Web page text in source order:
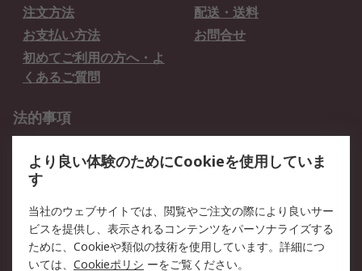
注文方法
配送・送料
お支払い方法
お問合せ
初めてご利用の方へ・よ
くあるご質問
法的事項
クッキーポリシー
RSについて
会社概要
採用情報
プレスリリース＆お知ら
コーポレートサイト
より良い体験のためにCookieを使用していま
す
当社のウェブサイトでは、閲覧やご注文の際により良いサー
ビスを提供し、表示されるコンテンツをパーソナライズする
ために、Cookieや類似の技術を使用しています。詳細につ
いては、 Cookieポリシ ーをご覧ください。